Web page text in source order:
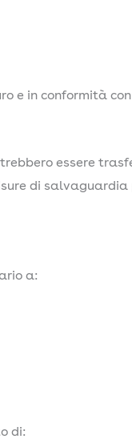
e in conformità
essere
di
a:
di: